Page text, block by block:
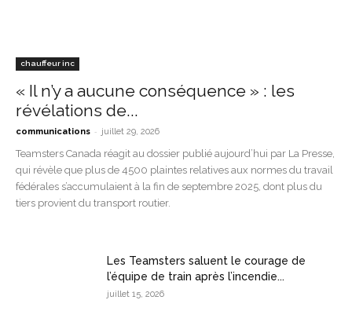
chauffeur inc
« Il n’y a aucune conséquence » : les
révélations de...
communications - juillet 29, 2026
Teamsters Canada réagit au dossier publié aujourd’hui par La Presse,
qui révèle que plus de 4500 plaintes relatives aux normes du travail
fédérales s’accumulaient à la fin de septembre 2025, dont plus du
tiers provient du transport routier.
Les Teamsters saluent le courage de
l’équipe de train après l’incendie...
juillet 15, 2026